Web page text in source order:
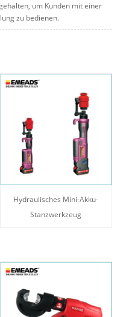
um Kunden mit einer
zu bedienen.
Hydraulisches Mini-Akku-
Stanzwerkzeug